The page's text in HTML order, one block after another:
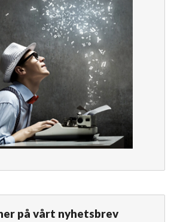
på vårt nyhetsbrev